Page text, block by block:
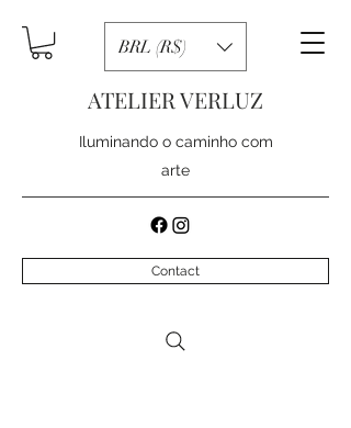
ATELIER VERLUZ
Iluminando o caminho com
arte
Contact
BRL (R$)